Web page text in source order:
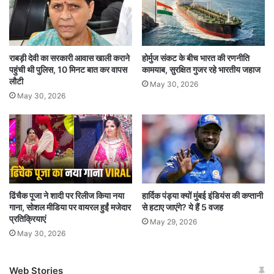
आपके विरोधी भी हैरान रहेंगे। आपको बिजनेस में कोई कदम
जल्दबाजी में उठाने से बचना होगा। यदि आप किसी जमीन में
निवेश करना चाहते हैं, तो वह आपके लिए अच्छा रहने वाला
है।
कर्क दैनिक राशिफल (Cancer Daily Horoscope)
आज का दिन आपके लिए उत्तम संपत्ति का संकेत दे रहा है।
नौकरी में यदि आप कोई बदलाव करेंगे, तो वह आपके लिए
अच्छे रहेंगे। सामाजिक क्षेत्रों में कार्यरत लोगों को मान
सम्मान मिलेगा। आप जीवनसाथी के किसी काम को लेकर
परेशान रहेंगे। आपको किसी अजनबी पर भरोसा करने से
राबड़ी देवी का सरकारी आवास खाली कराने
पहुंची थी पुलिस, 10 मिनट बात कर वापस
लौटी
May 30, 2026
होर्मुज संकट के बीच भारत की रणनीति
कामयाब, सुरक्षित गुजर रहे भारतीय जहाज
May 30, 2026
ढिंचैक पूजा ने शादी पर रिलीज किया नया
गाना, सोशल मीडिया पर वायरल हुईं मजेदार
प्रतिक्रियाएं
May 30, 2026
हार्दिक पंड्या क्यों मुंबई इंडियंस की कप्तानी
से हटाए जाएंगे? ये हैं 5 वजह
May 29, 2026
Web Stories